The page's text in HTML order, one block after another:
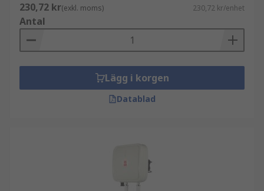
230,72 kr(exkl. moms) 230,72 kr/enhet
Antal
Lägg i korgen
Datablad